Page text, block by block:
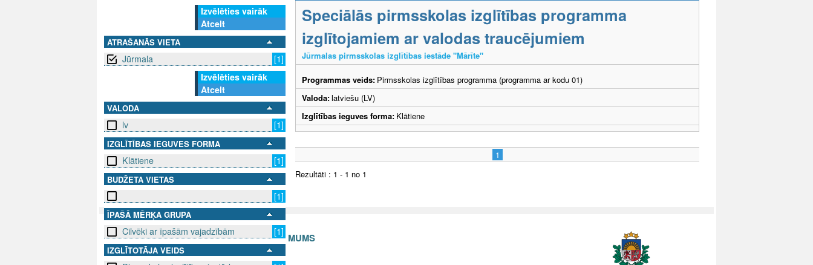
Izvēlēties vairāk
Atcelt
ATRAŠANĀS VIETA
Jūrmala
[1]
Izvēlēties vairāk
Atcelt
VALODA
lv [1]
IZGLĪTĪBAS IEGUVES FORMA
Klātiene [1]
BUDŽETA VIETAS
[1]
ĪPAŠĀ MĒRĶA GRUPA
Cilvēki ar īpašām vajadzībām [1]
IZGLĪTOTĀJA VEIDS
Speciālās pirmsskolas izglītības programma
izglītojamiem ar valodas traucējumiem
Jūrmalas pirmsskolas izglītības iestāde "Mārīte"
Programmas veids: Pirmsskolas izglītības programma (programma ar kodu 01)
Valoda:latviešu (LV)
Izglītības ieguves forma: Klātiene
1
Rezultāti : 1 - 1 no 1
SEKO MUMS SAZINIES AR MUMS